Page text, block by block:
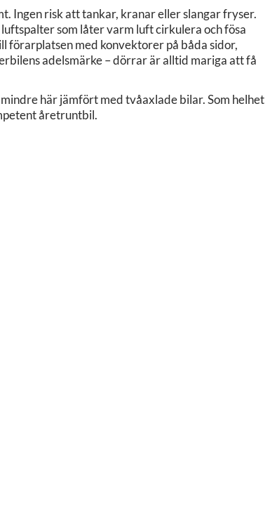
Ingen risk att tankar, kranar eller slangar fryser.
som låter varm luft cirkulera och fösa
förarplatsen med konvektorer på båda sidor,
adelsmärke – dörrar är alltid mariga att få
här jämfört med tvåaxlade bilar. Som helhet
åretruntbil.